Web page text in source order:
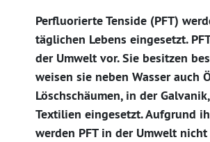
Perfluorierte Tenside (PFT)
täglichen Lebens eingesetzt.
der Umwelt vor. Sie besitzen
weisen sie neben Wasser auch
Löschschäumen, in der
Textilien eingesetzt. Aufgrund
werden PFT in der Umwelt